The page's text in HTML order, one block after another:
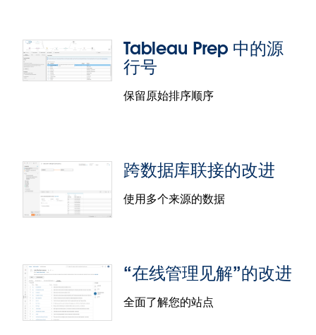
Resource Monitoring Tool 现在支持 Ubuntu 20.04
TLS。
Resource Monitoring Tool 现在支持与其
PostreSQL 数据库服务器进行加密连接，确保其处理
Snowflake 的跨数据库联接
您现在可以使用 Snowflake 连接器在不同的
Tableau Prep 中的源
行号
保留原始排序顺序
通过在 Tableau Prep 的输入步骤中包含“源行号”，您
现在可以保留 Microsoft Excel 或文本 (.csv) 文件的原
始排序顺序。在没有可定义排序的字段可用时，这项
功能可用于确定数据的原始排序顺序。
跨数据库联接的改进
使用多个来源的数据
跨数据库联接的改进
Tableau 将使用我们新开发的优化技术来加速跨数据
“在线管理见解”的改进
全面了解您的站点